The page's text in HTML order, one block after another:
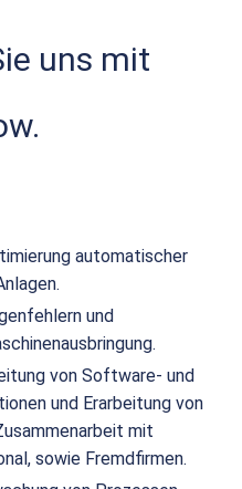
uns mit
automatischer
und
von Software- und
und Erarbeitung von
mit
sowie Fremdfirmen.